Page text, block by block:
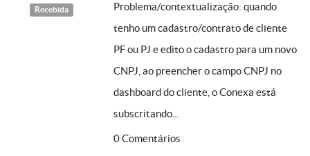
Recebida
Problema/contextualização: quando
tenho um cadastro/contrato de cliente
PF ou PJ e edito o cadastro para um novo
CNPJ, ao preencher o campo CNPJ no
dashboard do cliente, o Conexa está
subscritando...
0 Comentários